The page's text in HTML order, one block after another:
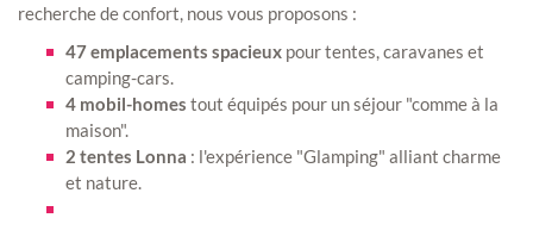
recherche de confort, nous vous proposons :
47 emplacements spacieux pour tentes, caravanes et
camping-cars.
4 mobil-homes tout équipés pour un séjour "comme à la
maison".
2 tentes Lonna : l'expérience "Glamping" alliant charme
et nature.